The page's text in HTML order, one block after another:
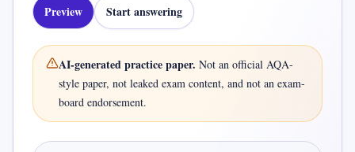
Preview Start answering
AI-generated practice paper. Not an official AQA-
style paper, not leaked exam content, and not an exam-
board endorsement.